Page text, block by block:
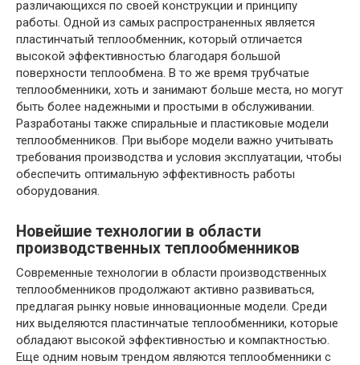
различающихся по своей конструкции и принципу
работы. Одной из самых распространенных является
пластинчатый теплообменник, который отличается
высокой эффективностью благодаря большой
поверхности теплообмена. В то же время трубчатые
теплообменники, хоть и занимают больше места, но могут
быть более надежными и простыми в обслуживании.
Разработаны также спиральные и пластиковые модели
теплообменников. При выборе модели важно учитывать
требования производства и условия эксплуатации, чтобы
обеспечить оптимальную эффективность работы
оборудования.
Новейшие технологии в области
производственных теплообменников
Современные технологии в области производственных
теплообменников продолжают активно развиваться,
предлагая рынку новые инновационные модели. Среди
них выделяются пластинчатые теплообменники, которые
обладают высокой эффективностью и компактностью.
Еще одним новым трендом являются теплообменники с